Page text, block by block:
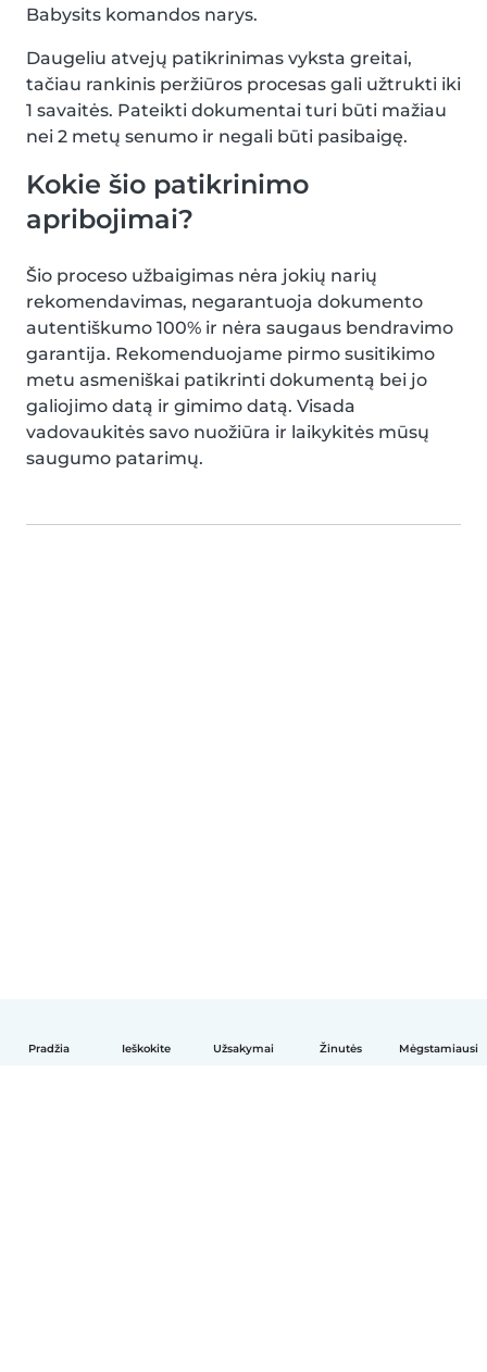
Pradžia Ieškokite Užsakymai Žinutės Mėgstamiausi
Babysits komandos narys.
Daugeliu atvejų patikrinimas vyksta greitai,
tačiau rankinis peržiūros procesas gali užtrukti iki
1 savaitės. Pateikti dokumentai turi būti mažiau
nei 2 metų senumo ir negali būti pasibaigę.
Kokie šio patikrinimo
apribojimai?
Šio proceso užbaigimas nėra jokių narių
rekomendavimas, negarantuoja dokumento
autentiškumo 100% ir nėra saugaus bendravimo
garantija. Rekomenduojame pirmo susitikimo
metu asmeniškai patikrinti dokumentą bei jo
galiojimo datą ir gimimo datą. Visada
vadovaukitės savo nuožiūra ir laikykitės mūsų
saugumo patarimų.